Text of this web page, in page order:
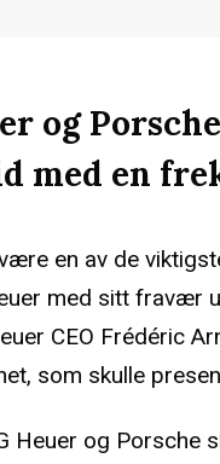
og
med en
en av de
med sitt fravær
CEO Frédéric
som skulle
Heuer og Porsche